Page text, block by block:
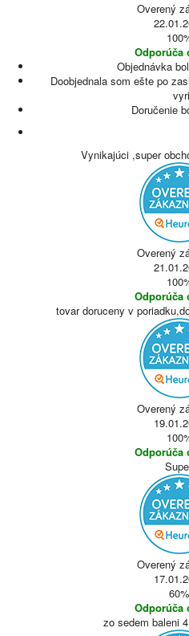
Overený
Odporúča
Objednávka
Doobjednala som ešte po
Doručenie
Vynikajúci ,super
Overený
Odporúča
tovar doruceny v
Overený
Odporúča
Overený
60%
Odporúča
zo sedem baleni